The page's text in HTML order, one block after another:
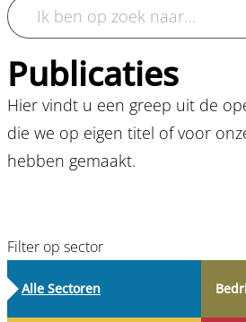
Publicaties
Hier vindt u een greep uit de
die we op eigen titel of voor
hebben gemaakt.
Filter op sector
Alle Sectoren